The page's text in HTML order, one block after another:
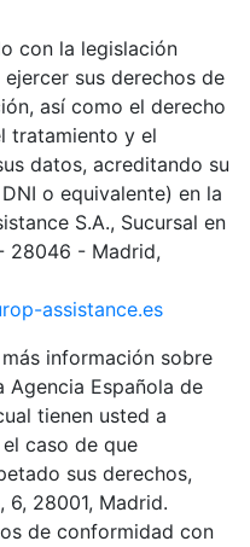
con la legislación
sus derechos de
así como el derecho
tratamiento y el
datos, acreditando su
o equivalente) en la
S.A., Sucursal en
28046 - Madrid,
assistance.es
información sobre
Agencia Española de
tienen usted a
caso de que
sus derechos,
6, 28001, Madrid.
de conformidad con